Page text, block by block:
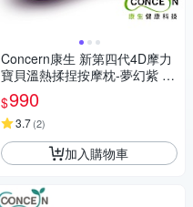
Concern康生 新第四代4D摩力
寶貝溫熱揉捏按摩枕-夢幻紫 C
ON-1288
$990
3.7(2)
加入購物車